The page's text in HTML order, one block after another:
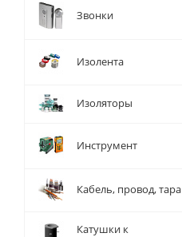
Звонки
Изолента
Изоляторы
Инструмент
Кабель, провод, тара
Катушки к